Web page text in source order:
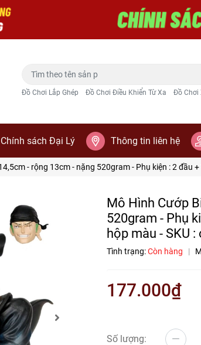
Đồ Chơi Lắp Ghép Đồ Chơi Điều Khiển Từ Xa Đồ Chơi
Chính sách Đại Lý Thông tin liên hệ
- rộng 13cm - nặng 520gram - Phụ kiện : 2 đầu
Mô Hình Cướp
520gram - Phụ
hộp màu - SKU
Tình trạng:Còn hàng |
177.000₫
Số lượng: